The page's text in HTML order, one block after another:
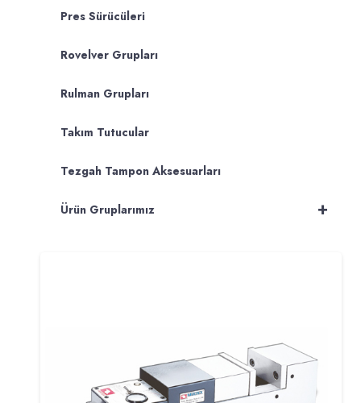
Pres Sürücüleri
Rovelver Grupları
Rulman Grupları
Takım Tutucular
Tezgah Tampon Aksesuarları
+
Ürün Gruplarımız